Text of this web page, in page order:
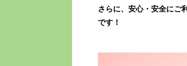
さらに、安心・安全にご
です！